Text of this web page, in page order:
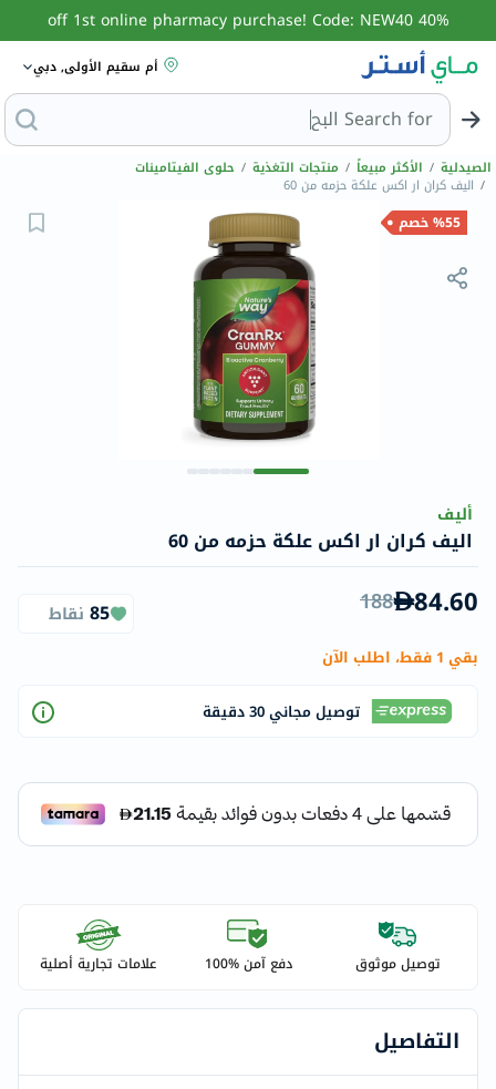
40% off 1st online pharmacy purchase! Code: NEW40
أم سقيم الأولى, دبي
Search for البحث عن مزيل عرق
الصيدلية / الأكثر مبيعاً / منتجات التغذية / حلوى الفيتامينات
/ اليف كران ار اكس علكة حزمه من 60
%55 خصم
أليف
اليف كران ار اكس علكة حزمه من 60
84.60
188
85 نقاط
بقي 1 فقط، اطلب الآن
توصيل مجاني 30 دقيقة
توصيل موثوق دفع آمن %100 علامات تجارية أصلية
التفاصيل